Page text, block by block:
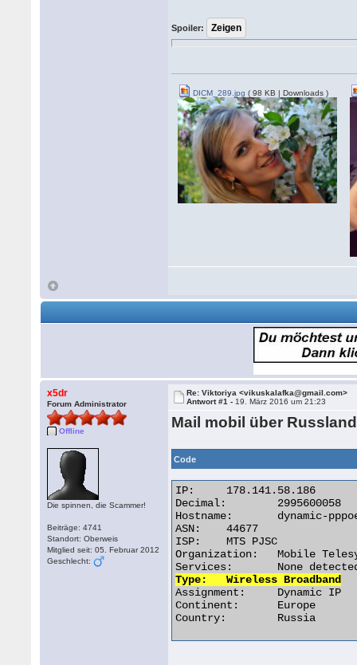
Spoiler:
DICM_289.jpg ( 98 KB | Downloads )
x5dr
Forum Administrator
Offline
Die spinnen, die Scammer!
Beiträge: 4741
Standort: Oberweis
Mitglied seit: 05. Februar 2012
Geschlecht:
Re: Viktoriya <vikuskalafka@gmail.com>
Antwort #1 - 19. März 2016 um 21:23
Mail mobil über
Code
IP:	178.141.58.186
Decimal:	2995600058
Hostname:	dynamic-pppoe-178-141-58-186.kirov.pv.mts.ru
ASN:	44677
ISP:	MTS PJSC
Organization:	Mobile Telesystems PJSC, Kirov branch
Type:	Wireless Broadband
Assignment:	Dynamic IP
Continent:	Europe
Country:	Russia